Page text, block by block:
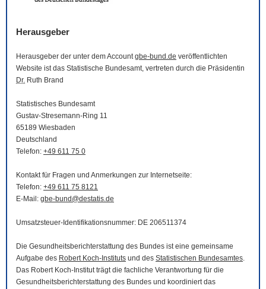
Herausgeber
Herausgeber der unter dem Accountgbe-bund.de veröffentlichten
Website ist das Statistische Bundesamt, vertreten durch die Präsidentin
Dr. Ruth Brand
Statistisches Bundesamt
Gustav-Stresemann-Ring 11
65189 Wiesbaden
Deutschland
Telefon: +49 611 75 0
Kontakt für Fragen und Anmerkungen zur Internetseite:
Telefon: +49 611 75 8121
E-Mail : gbe-bund@destatis.de
Umsatzsteuer-Identifikationsnummer: DE 206511374
Die Gesundheitsberichterstattung des Bundes ist eine gemeinsame
Aufgabe des Robert Koch-Instituts und des Statistischen Bundesamtes.
Das Robert Koch-Institut trägt die fachliche Verantwortung für die
Gesundheitsberichterstattung des Bundes und koordiniert das